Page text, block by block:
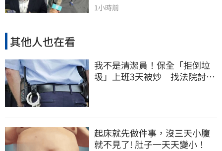
1小時前
其他人也在看
我不是清潔員！保全「拒倒垃
圾」上班3天被炒 找法院討公
起床就先做件事，沒三天小腹
就不見了! 肚子一天天變小！